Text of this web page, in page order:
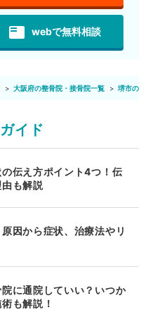
featured_play_list webで無料相談
大阪府の整骨院・接骨院一覧 堺市の
イド
伝え方ポイント4つ！伝
も解説
因から症状、治療法やリ
に通院していい？いつか
も解説！